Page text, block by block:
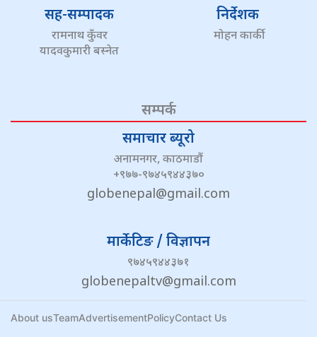
सह-सम्पादक
रामनाथ कुँवर
यादवकुमारी बस्नेत
निर्देशक
मोहन कार्की
सम्पर्क
समाचार ब्यूरो
अनामनगर, काठमाडौं
+९७७-९७४५९४४३७०
globenepal@gmail.com
मार्केटिङ / विज्ञापन
९७४५९४४३७१
globenepaltv@gmail.com
About usTeamAdvertisementPolicyContact Us